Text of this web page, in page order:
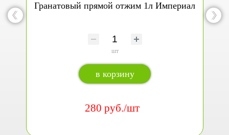
Гранатовый прямой отжим 1л Империал
шт
в корзину
280 руб./шт